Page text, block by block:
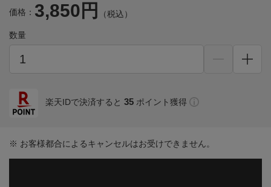
価格： 3,850円 （税込）
数量
楽天IDで決済すると 35 ポイント獲得
※ お客様都合によるキャンセルはお受けできません。